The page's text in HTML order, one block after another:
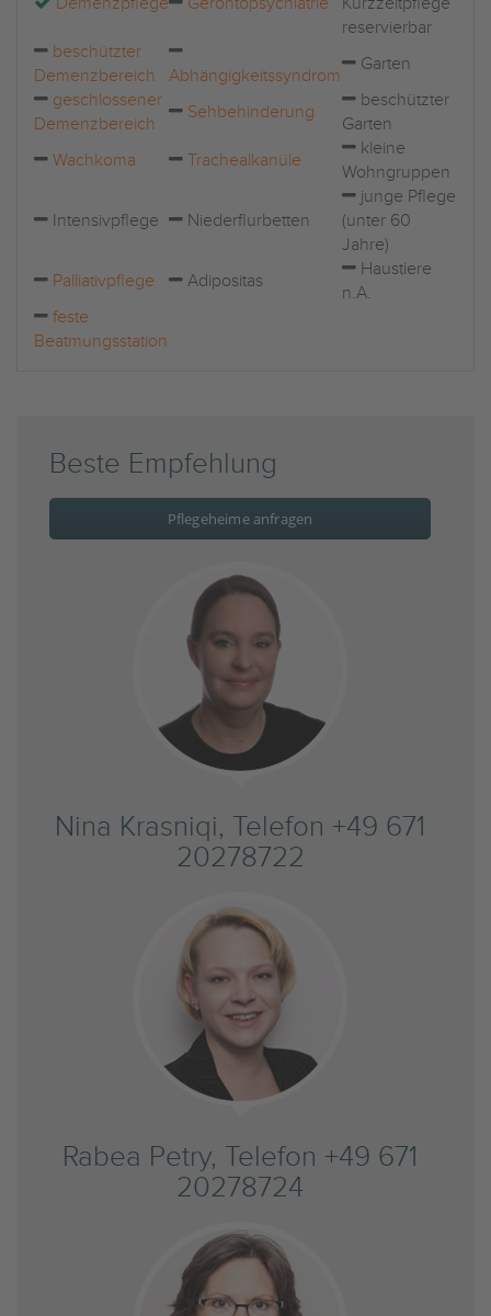
reservierbar
beschützter
Demenzbereich
Abhängigkeitssyndrom
Garten
geschlossener
Demenzbereich
Sehbehinderung
beschützter
Garten
Wachkoma
Trachealkanüle
kleine
Wohngruppen
Intensivpflege Niederflurbetten
junge Pflege
(unter 60
Jahre)
Palliativpflege
Adipositas
Haustiere
n.A.
feste
Beatmungsstation
Beste Empfehlung
Pflegeheime anfragen
Nina Krasniqi, Telefon +49 671
20278722
Rabea Petry, Telefon +49 671
20278724